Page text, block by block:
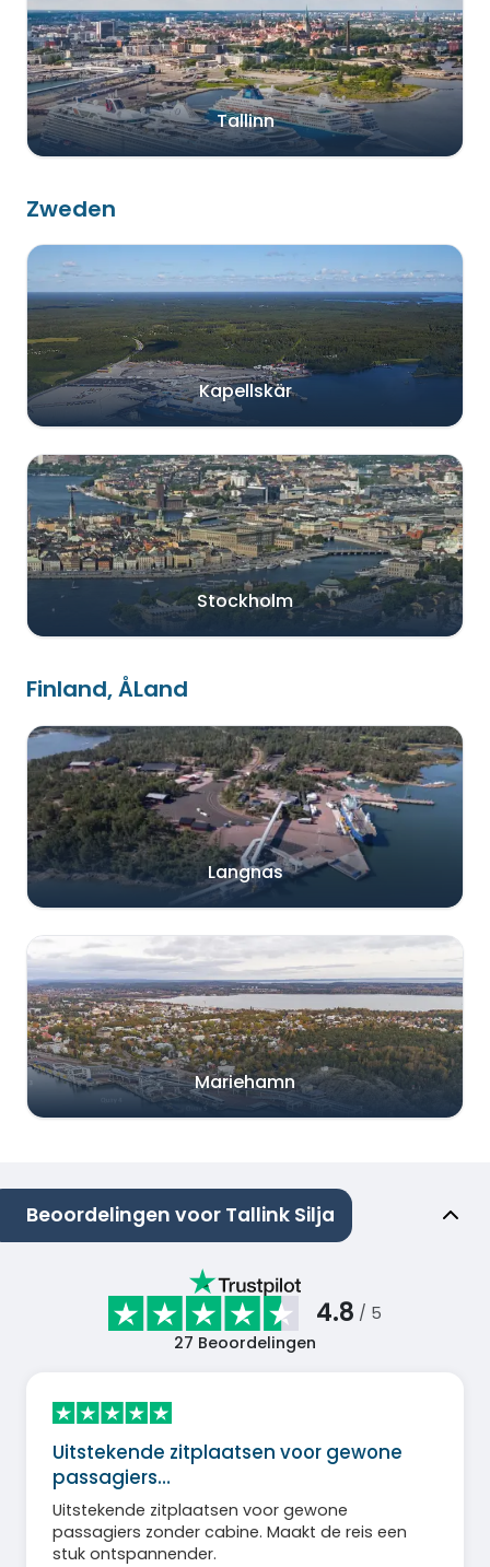
Tallinn
Zweden
Kapellskär
Stockholm
Finland, ÅLand
Langnas
Mariehamn
Beoordelingen voor Tallink Silja
4.8 / 5
27 Beoordelingen
Uitstekende zitplaatsen voor gewone
passagiers…
Uitstekende zitplaatsen voor gewone
passagiers zonder cabine. Maakt de reis een
stuk ontspannender.